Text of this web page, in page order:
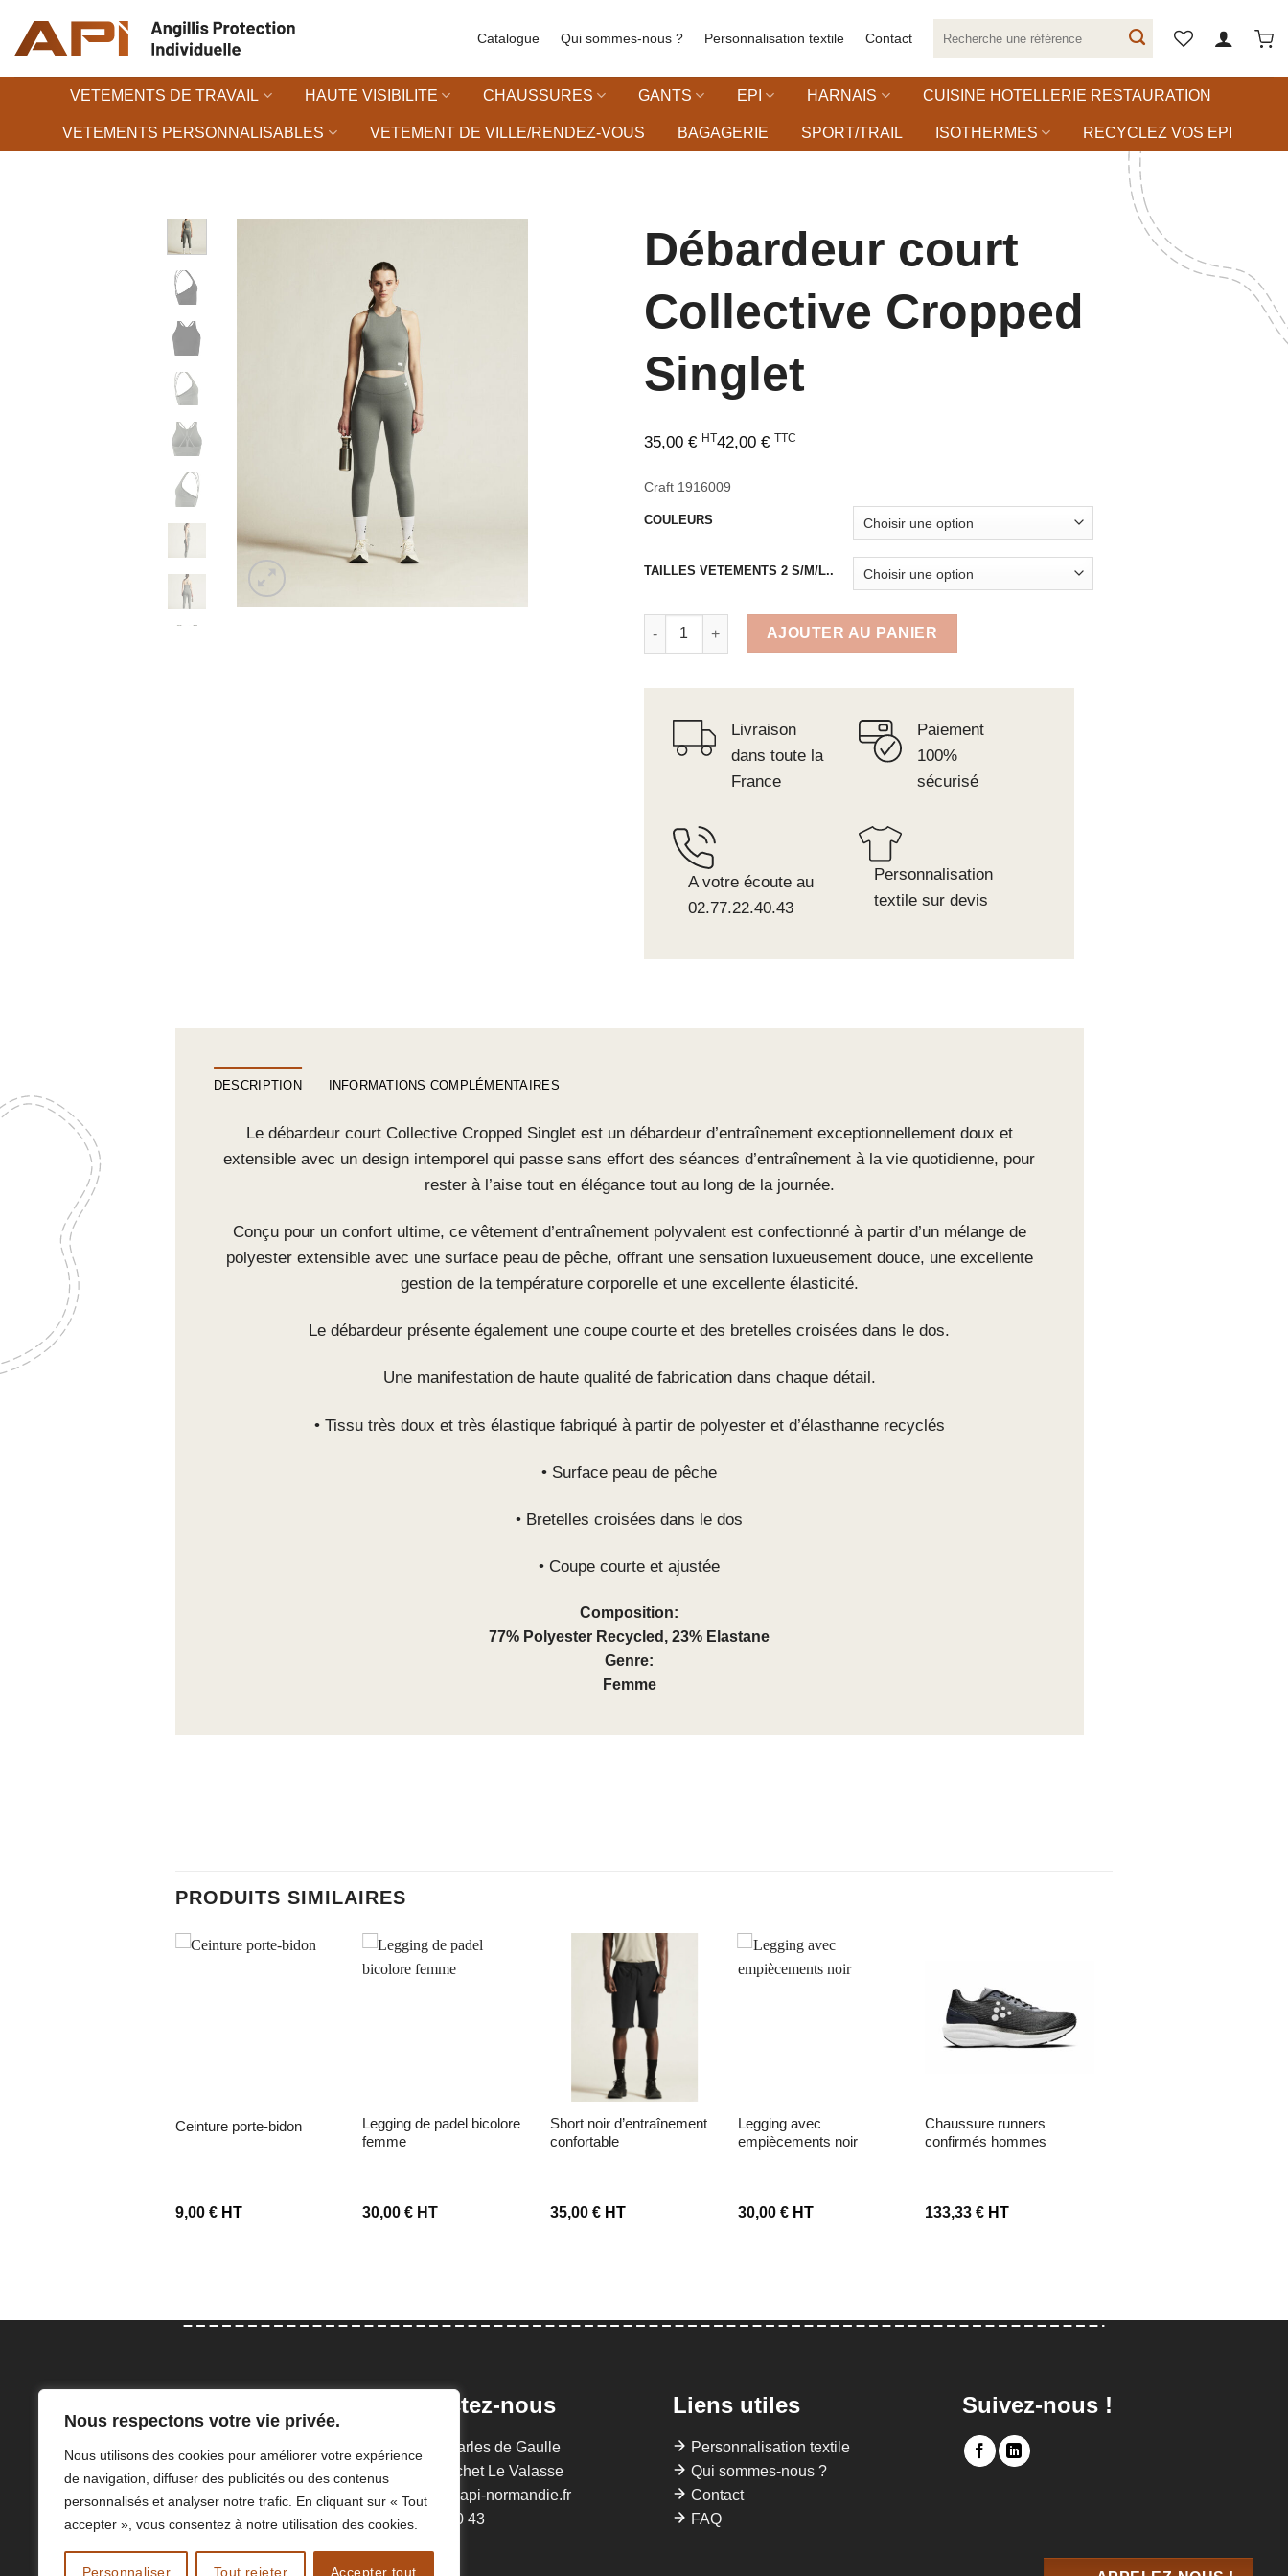
Nous respectons votre vie privée.
Nous utilisons des cookies pour améliorer votre expérience
de navigation, diffuser des publicités ou des contenus
personnalisés et analyser notre trafic. En cliquant sur « Tout
accepter », vous consentez à notre utilisation des cookies.
Personnaliser Tout rejeter Accepter tout
contenu
Catalogue Qui sommes-nous ? Personnalisation textile Contact
pour :
VETEMENTS DE TRAVAIL HAUTE VISIBILITE CHAUSSURES GANTS EPI HARNAIS CUISINE HOTELLERIE RESTAURATION
VETEMENTS PERSONNALISABLES VETEMENT DE VILLE/RENDEZ-VOUS BAGAGERIE SPORT/TRAIL ISOTHERMES RECYCLEZ VOS EPI
Ajouter à la liste d’envies
Débardeur court
Collective Cropped
Singlet
35,00 € HT42,00 € TTC
Craft 1916009
COULEURS
TAILLES VETEMENTS 2 S/M/L..
quantité de Débardeur court Collective Cropped Singlet
AJOUTER AU PANIER
Livraison
dans toute la
France
Paiement
100%
sécurisé
A votre écoute au
02.77.22.40.43
Personnalisation
textile sur devis
DESCRIPTION INFORMATIONS COMPLÉMENTAIRES
Le débardeur court Collective Cropped Singlet est un débardeur d’entraînement exceptionnellement doux et
extensible avec un design intemporel qui passe sans effort des séances d’entraînement à la vie quotidienne, pour
rester à l’aise tout en élégance tout au long de la journée.
Conçu pour un confort ultime, ce vêtement d’entraînement polyvalent est confectionné à partir d’un mélange de
polyester extensible avec une surface peau de pêche, offrant une sensation luxueusement douce, une excellente
gestion de la température corporelle et une excellente élasticité.
Le débardeur présente également une coupe courte et des bretelles croisées dans le dos.
Une manifestation de haute qualité de fabrication dans chaque détail.
• Tissu très doux et très élastique fabriqué à partir de polyester et d’élasthanne recyclés
• Surface peau de pêche
• Bretelles croisées dans le dos
• Coupe courte et ajustée
Composition:
77% Polyester Recycled, 23% Elastane
Genre:
Femme
PRODUITS SIMILAIRES
ceinture porte-bidon
9,00 €HT
legging de padel bicolore
femme
30,00€ HT
Ajouter à la liste d’envies
short noir d’entraînement
confortable
35,00 €HT
legging avec
empiècements noir
30,00 €HT
Ajouter à la liste d’envies
chaussure runners
confirmés hommes
133,33€ HT
vous accompagner dans le choix
de vos équipements de protection
individuelle.
Contactez-nous
47 Rue Charles de Gaulle
76210 Gruchet Le Valasse
a.angillis@api-normandie.fr
02 77 22 40 43
Liens utiles
Personnalisation textile
Qui sommes-nous ?
Contact
FAQ
Suivez-nous !